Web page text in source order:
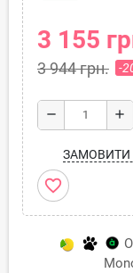
3 155
3 944 грн. -
remove add
ЗАМОВИТИ
favorite_border